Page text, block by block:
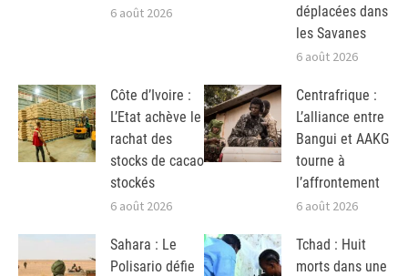
6 août 2026
déplacées dans
les Savanes
6 août 2026
Côte d’Ivoire :
L’Etat achève le
rachat des
stocks de cacao
stockés
6 août 2026
Centrafrique :
L’alliance entre
Bangui et AAKG
tourne à
l’affrontement
6 août 2026
Sahara : Le
Polisario défie
Tchad : Huit
morts dans une